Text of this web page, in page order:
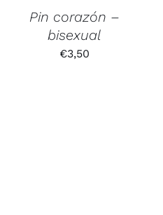
Pin corazón –
bisexual
€3,50